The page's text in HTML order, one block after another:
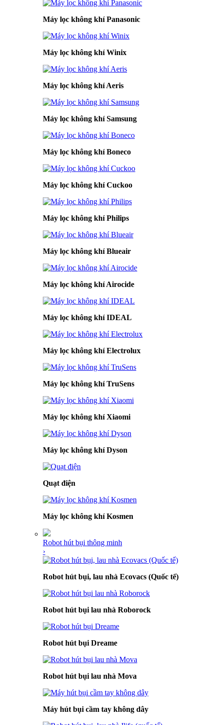
Máy lọc không khí Panasonic
Máy lọc không khí Winix
Máy lọc không khí Aeris
Máy lọc không khí Samsung
Máy lọc không khí Boneco
Máy lọc không khí Cuckoo
Máy lọc không khí Philips
Máy lọc không khí Blueair
Máy lọc không khí Airocide
Máy lọc không khí IDEAL
Máy lọc không khí Electrolux
Máy lọc không khí TruSens
Máy lọc không khí Xiaomi
Máy lọc không khí Dyson
Quạt điện
Máy lọc không khí Kosmen
Robot hút bụi thông minh
›
Robot hút bụi, lau nhà Ecovacs (Quốc tế)
Robot hút bụi lau nhà Roborock
Robot hút bụi Dreame
Robot hút bụi lau nhà Mova
Máy hút bụi cầm tay không dây